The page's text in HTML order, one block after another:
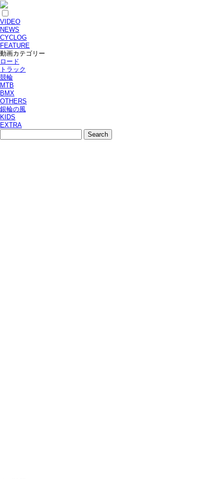
VIDEO
NEWS
CYCLOG
FEATURE
動画カテゴリー
ロード
トラック
競輪
MTB
BMX
OTHERS
銀輪の風
KIDS
EXTRA